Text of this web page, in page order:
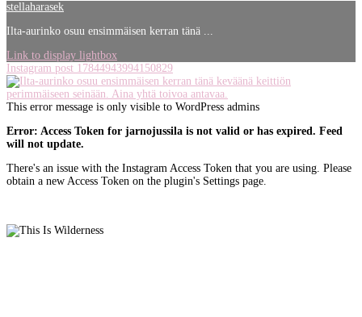
stellaharasek
Ilta-aurinko osuu ensimmäisen kerran tänä ...
Link to display lightbox
Instagram post 17844943994150829
This error message is only visible to WordPress admins
Error: Access Token for jarnojussila is not valid or has expired. Feed
will not update.
There's an issue with the Instagram Access Token that you are using. Please
obtain a new Access Token on the plugin's Settings page.